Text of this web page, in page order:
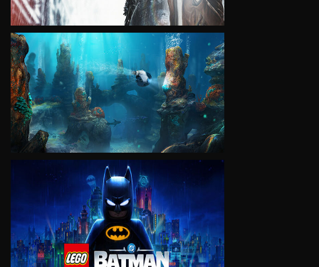
VIEW
VIEW